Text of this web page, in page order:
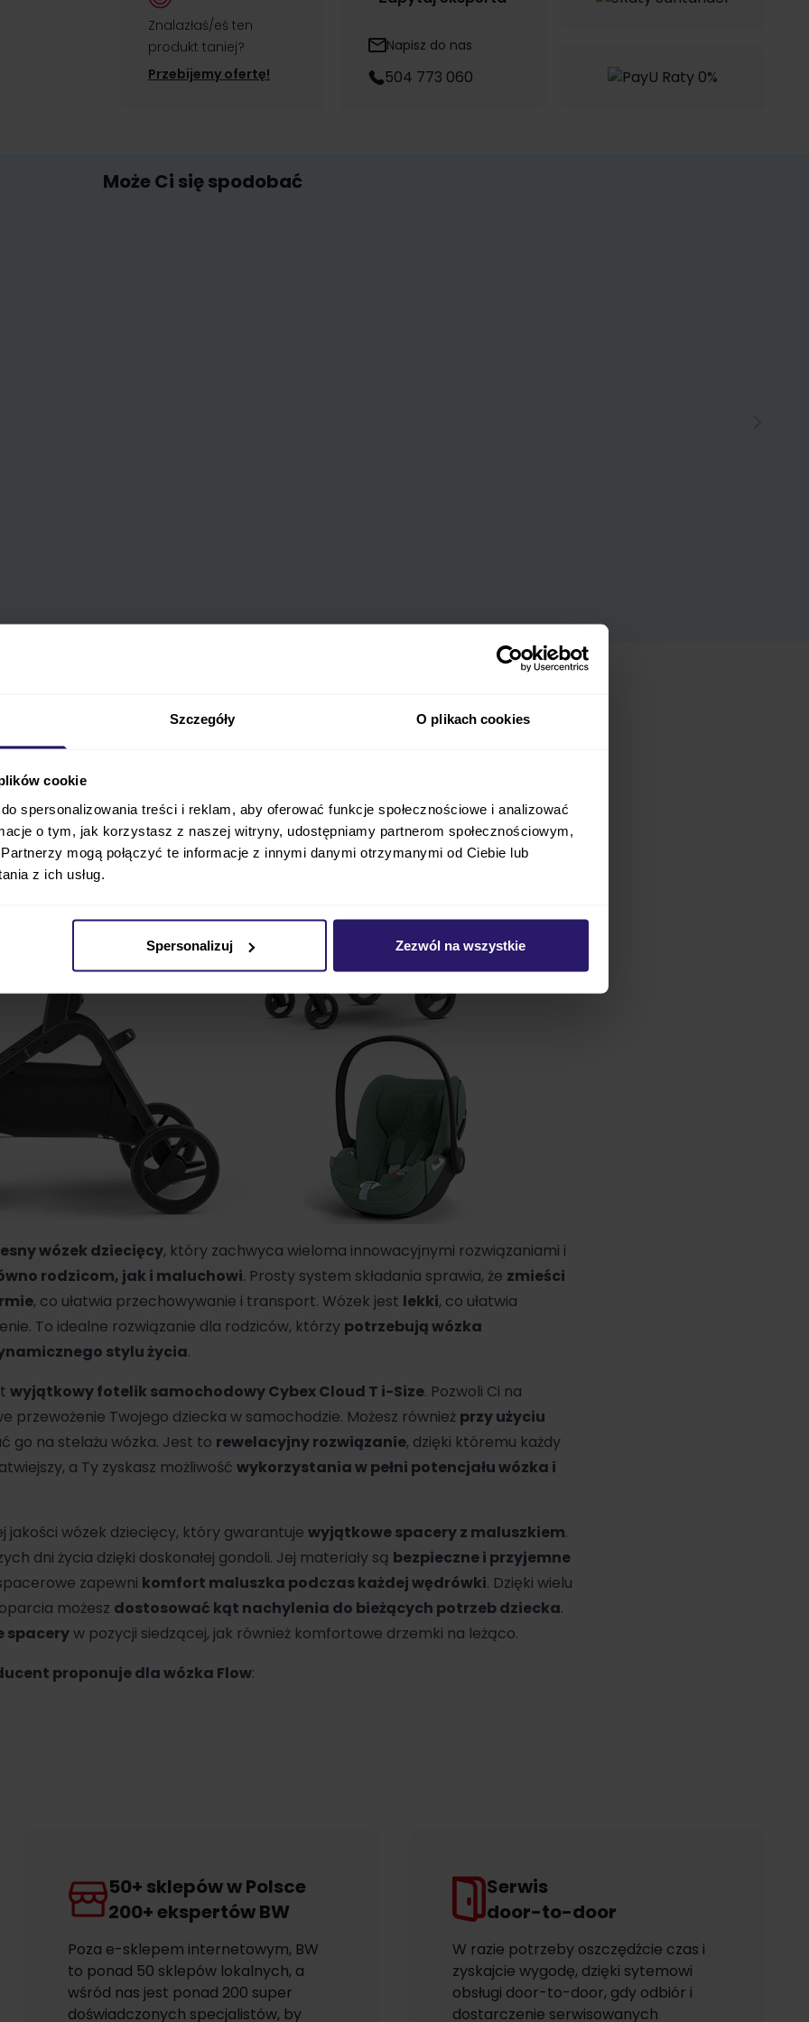
Szczegóły O plikach cookies
cookie
spersonalizowania treści i reklam, aby oferować funkcje społecznościowe i analizować
o tym, jak korzystasz z naszej witryny, udostępniamy partnerom społecznościowym,
mogą połączyć te informacje z innymi danymi otrzymanymi od Ciebie lub
z ich usług.
Spersonalizuj Zezwól na wszystkie
Znalazłaś/eś ten
produkt taniej?
Przebijemy ofertę!
Napisz do nas
504 773 060
Może Ci się spodobać
3w1 Mutsy Flow z fotelikiem Cybex Cloud T i-Size
wózek dziecięcy, który zachwyca wieloma innowacyjnymi rozwiązaniami i
rodzicom, jak i maluchowi. Prosty system składania sprawia, że zmieści
, co ułatwia przechowywanie i transport. Wózek jest lekki, co ułatwia
To idealne rozwiązanie dla rodziców, którzy potrzebują wózka
stylu życia.
wyjątkowy fotelik samochodowyCybexCloud T i-Size. Pozwoli Ci na
przewożenie Twojego dziecka w samochodzie. Możesz również przy użyciu
go na stelażu wózka. Jest to rewelacyjny rozwiązanie, dzięki któremu każdy
a Ty zyskasz możliwość wykorzystania w pełni potencjału wózka i
jakości wózek dziecięcy, który gwarantuje wyjątkowe spacery z maluszkiem.
dni życia dzięki doskonałej gondoli. Jej materiały są bezpieczne i przyjemne
zapewni komfort maluszka podczas każdej wędrówki. Dzięki wielu
możesz dostosować kąt nachylenia do bieżących potrzeb dziecka.
spaceryw pozycji siedzącej, jak również komfortowe drzemki na leżąco.
proponuje dla wózka Flow:
50+ sklepów w Polsce
200+ ekspertów BW
Poza e-sklepem internetowym, BW
to ponad 50 sklepów lokalnych, a
wśród nas jest ponad 200 super
doświadczonych specjalistów, by
Serwis
door-to-door
W razie potrzeby oszczędźcie czas i
zyskajcie wygodę, dzięki sytemowi
obsługi door-to-door, gdy odbiór i
dostarczenie serwisowanych